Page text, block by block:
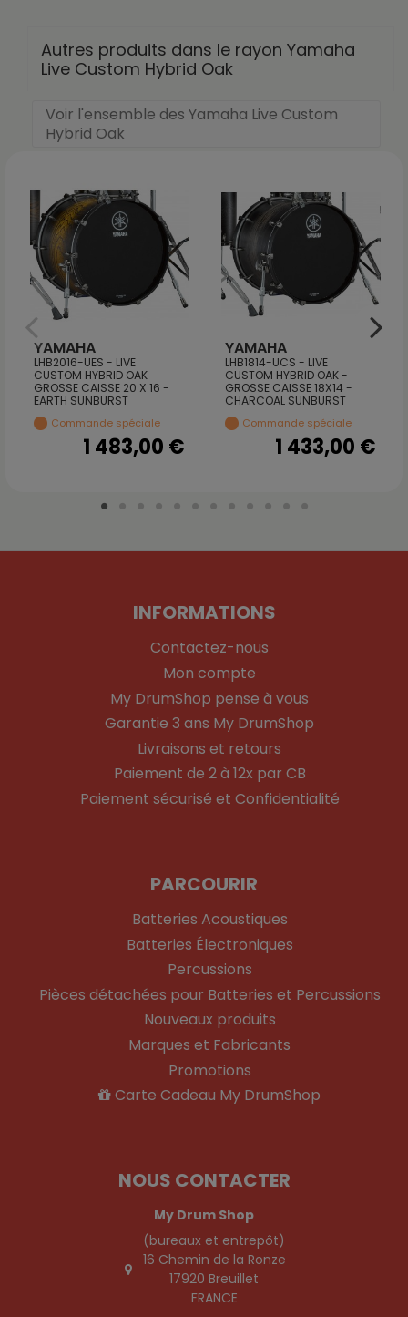
Autres produits dans le rayon Yamaha
Live Custom Hybrid Oak
Voir l'ensemble des Yamaha Live Custom
Hybrid Oak
YAMAHA
LHB2016-UES - LIVE
CUSTOM HYBRID OAK
GROSSE CAISSE 20 X 16 -
EARTH SUNBURST
Commande spéciale
1 483,00 €
YAMAHA
LHB1814-UCS - LIVE
CUSTOM HYBRID OAK -
GROSSE CAISSE 18X14 -
CHARCOAL SUNBURST
Commande spéciale
1 433,00 €
INFORMATIONS
Contactez-nous
Mon compte
My DrumShop pense à vous
Garantie 3 ans My DrumShop
Livraisons et retours
Paiement de 2 à 12x par CB
Paiement sécurisé et Confidentialité
PARCOURIR
Batteries Acoustiques
Batteries Électroniques
Percussions
Pièces détachées pour Batteries et Percussions
Nouveaux produits
Marques et Fabricants
Promotions
Carte Cadeau My DrumShop
NOUS CONTACTER
My Drum Shop
(bureaux et entrepôt)
16 Chemin de la Ronze
17920 Breuillet
FRANCE